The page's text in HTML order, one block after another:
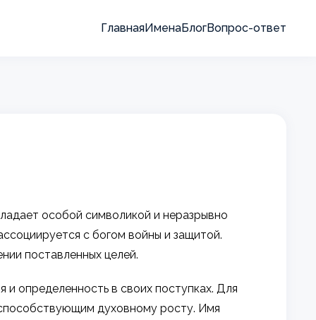
ГлавнаяИменаБлогВопрос-ответ
особой символикой и неразрывно
с богом войны и защитой.
поставленных целей.
определенность в своих поступках. Для
духовному росту. Имя